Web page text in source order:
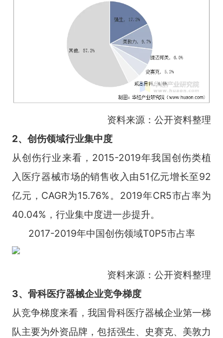
资料来源：公开资料整理
2、创伤领域行业集中度
从创伤行业来看，2015-2019年我国创伤类植
入医疗器械市场的销售收入由51亿元增长至92
亿元，CAGR为15.76%。2019年CR5市占率为
40.04%，行业集中度进一步提升。
2017-2019年中国创伤领域T0P5市占率
资料来源：公开资料整理
3、骨科医疗器械企业竞争梯度
从竞争梯度来看，我国骨科医疗器械企业第一梯
队主要为外资品牌，包括强生、史赛克、美敦力